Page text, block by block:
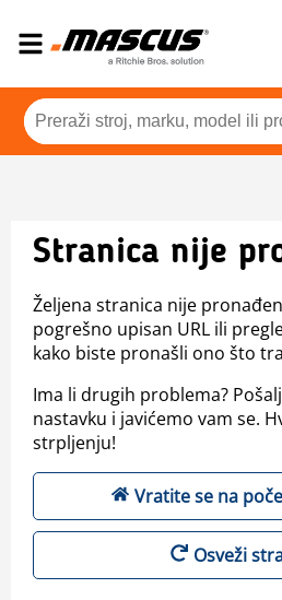
Stranica nije
Željena stranica nije
pogrešno upisan URL ili
kako biste pronašli ono što
Ima li drugih problema?
nastavku i javićemo vam se.
strpljenju!
Vratite se na
Osveži